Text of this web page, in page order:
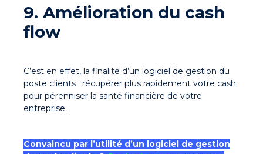
9. Amélioration du cash
flow
C’est en effet, la finalité d’un logiciel de gestion du
poste clients : récupérer plus rapidement votre cash
pour pérenniser la santé financière de votre
entreprise.
Convaincu par l’utilité d’un logiciel de gestion